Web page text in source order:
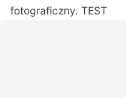
fotograficzny. TEST